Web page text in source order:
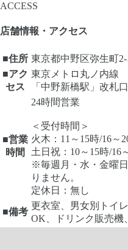
ACCESS
店舗情報・アクセス
■住所 東京都中野区弥生町2-
■アク
セス
東京メトロ丸ノ内線
「中野新橋駅」改札
■営業
時間
24時間営業
＜受付時間＞
火木：11～15時/16
土日祝：10～15時/16
※毎週月・水・金曜
りません。
定休日：無し
■備考
更衣室、男女別トイ
OK、ドリンク販売機